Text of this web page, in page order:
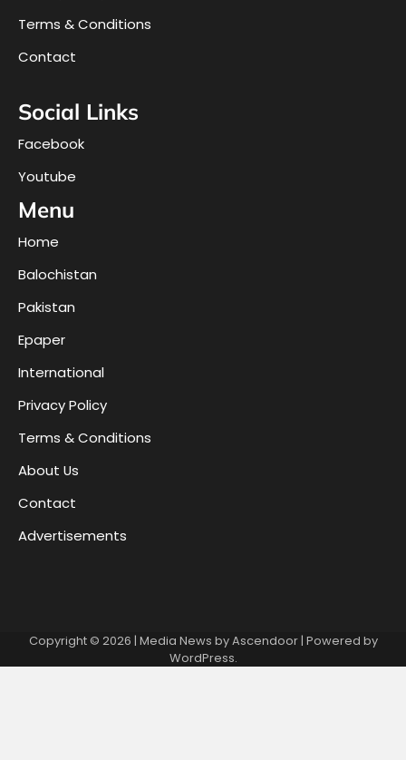
Terms & Conditions
Contact
Social Links
Facebook
Youtube
Menu
Home
Balochistan
Pakistan
Epaper
International
Privacy Policy
Terms & Conditions
About Us
Contact
Advertisements
Copyright © 2026 | Media News byAscendoor| Powered by
WordPress.